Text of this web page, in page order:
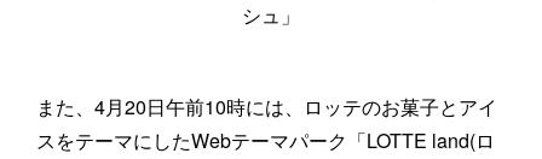
シュ」
また、4月20日午前10時には、ロッテのお菓子とアイ
スをテーマにしたWebテーマパーク「LOTTE land(ロ